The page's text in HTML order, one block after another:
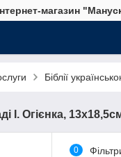
магазин
Біблії
І. Огієнка,
0